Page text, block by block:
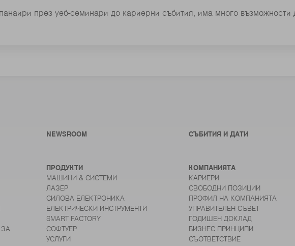
през уеб-семинари до кариерни събития, има много
NEWSROOM СЪБИТИЯ И ДАТИ
ПРОДУКТИ
МАШИНИ & СИСТЕМИ
ЛАЗЕР
СИЛОВА ЕЛЕКТРОНИКА
ЕЛЕКТРИЧЕСКИ ИНСТРУМЕНТИ
SMART FACTORY
СОФТУЕР
УСЛУГИ
КОМПАНИЯТА
КАРИЕРИ
СВОБОДНИ ПОЗИЦИИ
ПРОФИЛ НА КОМПАНИЯТА
УПРАВИТЕЛЕН СЪВЕТ
ГОДИШЕН ДОКЛАД
БИЗНЕС ПРИНЦИПИ
СЪОТВЕТСТВИЕ